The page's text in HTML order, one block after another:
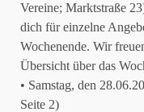
Vereine; Marktstraße
dich für einzelne
Wochenende. Wir
Übersicht über das
• Samstag, den
Seite 2)